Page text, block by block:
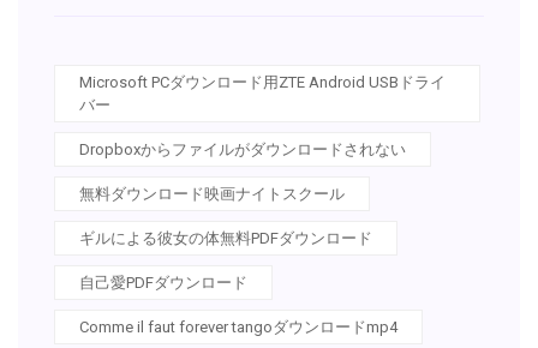
Microsoft PCダウンロード用ZTE Android USBドライ
バー
Dropboxからファイルがダウンロードされない
無料ダウンロード映画ナイトスクール
ギルによる彼女の体無料PDFダウンロード
自己愛PDFダウンロード
Comme il faut forever tangoダウンロードmp4